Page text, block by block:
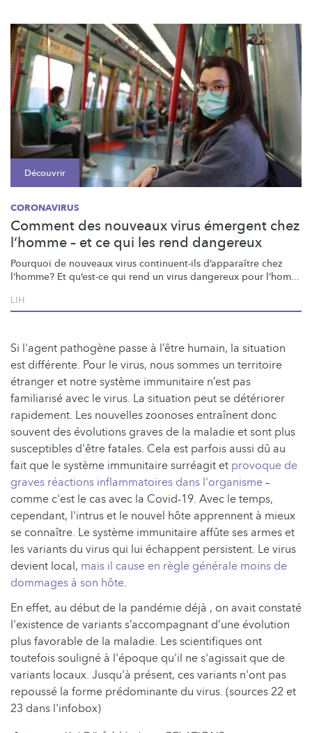
Découvrir
CORONAVIRUS
Comment des nouveaux virus émergent chez
l’homme – et ce qui les rend dangereux
Pourquoi de nouveaux virus continuent-ils d’apparaître chez
l’homme? Et qu’est-ce qui rend un virus dangereux pour l’hom...
LIH
Si l'agent pathogène passe à l’être humain, la situation
est différente. Pour le virus, nous sommes un territoire
étranger et notre système immunitaire n’est pas
familiarisé avec le virus. La situation peut se détériorer
rapidement. Les nouvelles zoonoses entraînent donc
souvent des évolutions graves de la maladie et sont plus
susceptibles d'être fatales. Cela est parfois aussi dû au
fait que le système immunitaire surréagit et provoque de
graves réactions inflammatoires dans l'organisme–
comme c'est le cas avec la Covid-19. Avec le temps,
cependant, l'intrus et le nouvel hôte apprennent à mieux
se connaître. Le système immunitaire affûte ses armes et
les variants du virus qui lui échappent persistent. Le virus
devient local, mais il cause en règle générale moins de
dommages à son hôte.
En effet, au début de la pandémie déjà , on avait constaté
l'existence de variants s’accompagnant d’une évolution
plus favorable de la maladie. Les scientifiques ont
toutefois souligné à l'époque qu'il ne s'agissait que de
variants locaux. Jusqu'à présent, ces variants n'ont pas
repoussé la forme prédominante du virus. (sources 22 et
23 dans l'infobox)